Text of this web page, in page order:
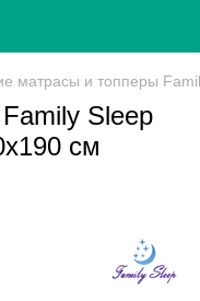
матрасы и топперы
Sleep
см